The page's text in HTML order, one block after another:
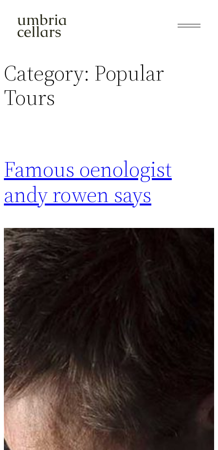
content
Category: Popular
Tours
Famous oenologist
andy rowen says